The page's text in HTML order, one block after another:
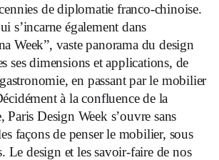
de diplomatie franco-chinoise.
s’incarne également dans
Week”, vaste panorama du design
ses dimensions et applications, de
en passant par le mobilier
à la confluence de la
Paris Design Week s’ouvre sans
façons de penser le mobilier, sous
Le design et les savoir-faire de nos